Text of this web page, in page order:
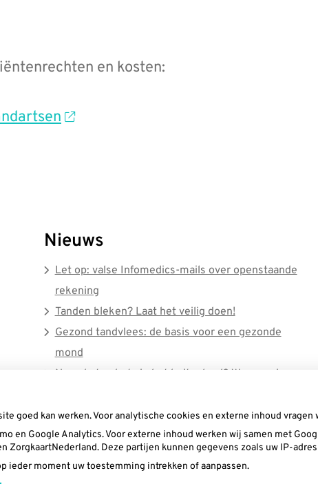
en kosten:
Nieuws
Let op: valse Infomedics-mails over openstaande
rekening
Tanden bleken? Laat het veilig doen!
Gezond tandvlees: de basis voor een gezonde
mond
Naar de tandarts in het buitenland? Wees op je
(Mond)zorgkosten gemaakt in 2025? Check of
die aftrekbaar zijn
goed kan werken. Voor analytische cookies en externe inhoud
en Google Analytics. Voor externe inhoud werken wij samen met
ZorgkaartNederland. Deze partijen kunnen gegevens zoals uw IP-
ieder moment uw toestemming intrekken of aanpassen.